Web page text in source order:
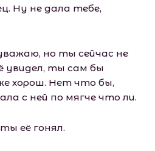
Ну не дала тебе,
но ты сейчас не
увидел, ты сам бы
хорош. Нет что бы,
с ней по мягче что ли.
её гонял.